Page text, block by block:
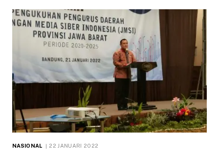
NASIONAL 22 JANUARI 2022